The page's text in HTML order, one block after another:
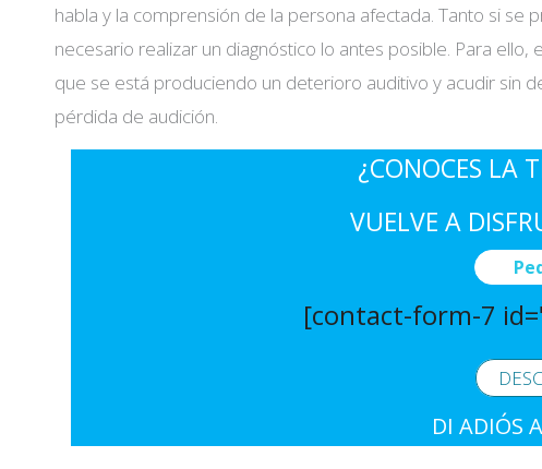
habla y la comprensión de la persona afectada. Tanto si
necesario realizar un diagnóstico lo antes posible. Para
que se está produciendo un deterioro auditivo y acudir sin
pérdida de audición.
¿CONOCES LA
VUELVE A
[contact-form-7
DI ADIÓS